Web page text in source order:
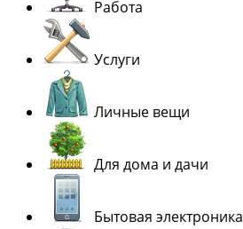
Работа
Услуги
Личные вещи
Для дома и дачи
Бытовая электроника